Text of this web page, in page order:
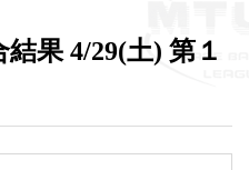
果 4/29(土) 第１